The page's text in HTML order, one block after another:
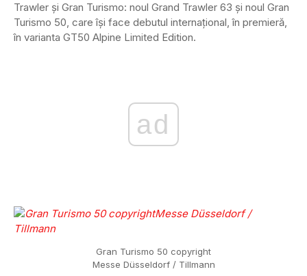
Trawler și Gran Turismo: noul Grand Trawler 63 și noul Gran
Turismo 50, care își face debutul internațional, în premieră,
în varianta GT50 Alpine Limited Edition.
ad
Gran Turismo 50 copyright
Messe Düsseldorf / Tillmann